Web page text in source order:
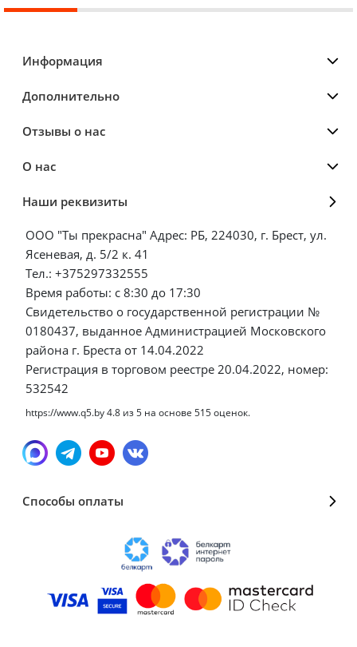
Информация
Дополнительно
Отзывы о нас
О нас
Наши реквизиты
ООО "Ты прекрасна" Адрес: РБ, 224030, г. Брест, ул.
Ясеневая, д. 5/2 к. 41
Тел.: +375297332555
Время работы: с 8:30 до 17:30
Свидетельство о государственной регистрации №
0180437, выданное Администрацией Московского
района г. Бреста от 14.04.2022
Регистрация в торговом реестре 20.04.2022, номер:
532542
https://www.q5.by4.8 из5 на основе 515оценок.
Способы оплаты